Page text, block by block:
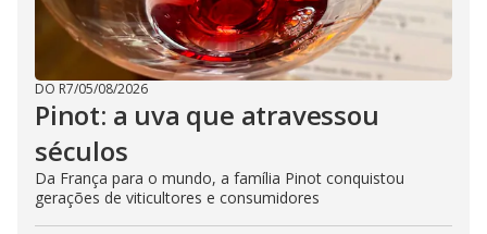
DO R7/05/08/2026
Pinot: a uva que atravessou
séculos
Da França para o mundo, a família Pinot conquistou
gerações de viticultores e consumidores